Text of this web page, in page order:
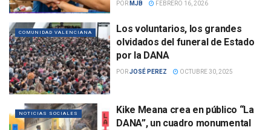
POR MJB FEBRERO 16, 2026
COMUNIDAD VALENCIANA
Los voluntarios, los grandes
olvidados del funeral de Estado
por la DANA
PORJOSÉ PEREZ OCTUBRE 30, 2025
NOTICIAS SOCIALES
Kike Meana crea en público “La
DANA”, un cuadro monumental